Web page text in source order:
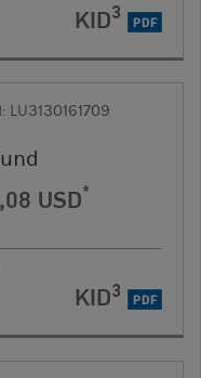
KID3 PDF
LU3130161709
USD*
KID3 PDF